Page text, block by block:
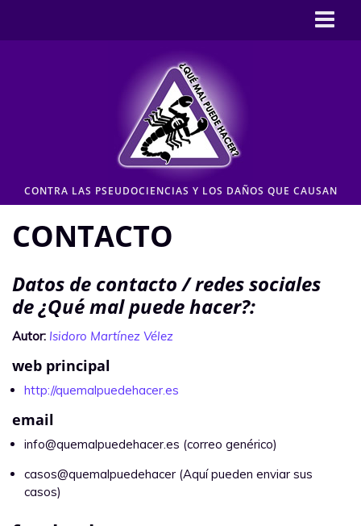
Pseudociencia en medios
Pseudociencia institucional
CONTACTO
Moderación de comentarios
CONTRA LAS PSEUDOCIENCIAS Y LOS DAÑOS QUE CAUSAN
CONTACTO
Datos de contacto / redes sociales
de ¿Qué mal puede hacer?:
Autor: Isidoro Martínez Vélez
web principal
http://quemalpuedehacer.es
email
info@quemalpuedehacer.es (correo genérico)
casos@quemalpuedehacer (Aquí pueden enviar sus
casos)